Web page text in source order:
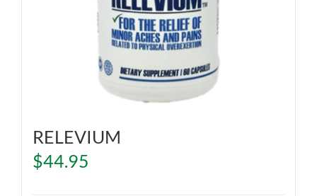
RELEVIUM
$44.95